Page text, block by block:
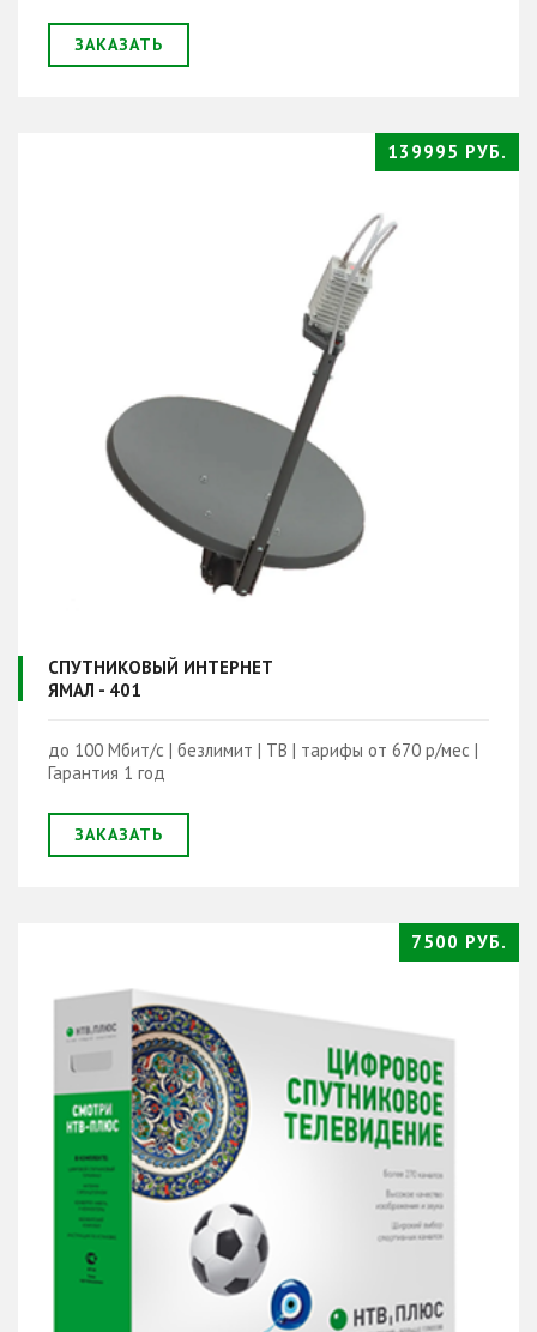
ЗАКАЗАТЬ
139995 РУБ.
СПУТНИКОВЫЙ ИНТЕРНЕТ
ЯМАЛ - 401
до 100 Мбит/с | безлимит | ТВ | тарифы от 670 р/мес |
Гарантия 1 год
ЗАКАЗАТЬ
7500 РУБ.